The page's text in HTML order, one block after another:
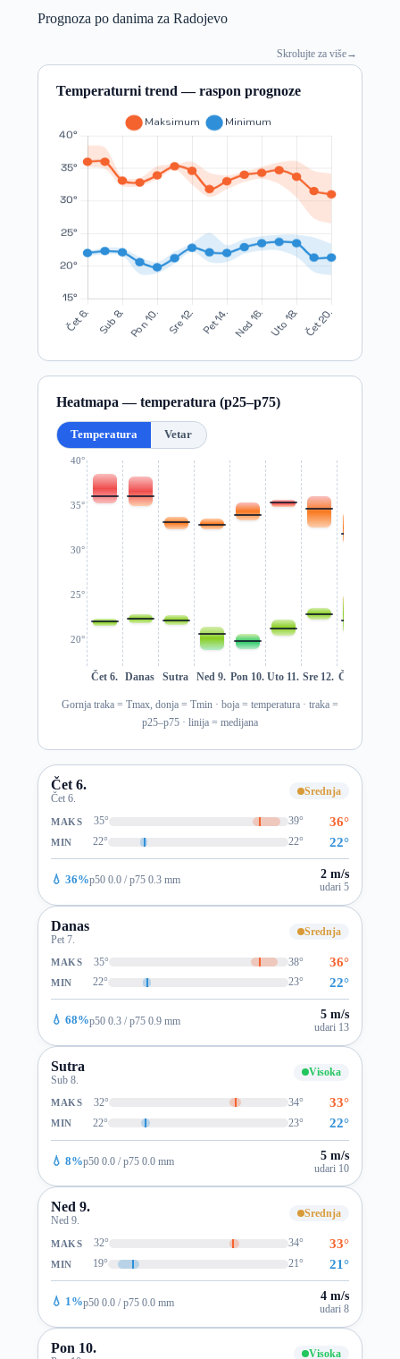
Prognoza po danima za Radojevo
Skrolujte za više→
Temperaturni trend — raspon prognoze
Heatmapa — temperatura (p25–p75)
Temperatura Vetar
20°
25°
30°
35°
40°
Čet 6. Danas Sutra Ned 9. Pon 10. Uto 11. Sre 12. Čet 13.
Gornja traka = Tmax, donja = Tmin · boja = temperatura · traka =
p25–p75 · linija = medijana
Čet 6.
Čet 6.
Srednja
MAKS 35° 39° 36°
MIN 22° 22° 22°
💧 36%p50 0.0 / p75 0.3 mm 2 m/s
udari 5
Danas
Pet 7.
Srednja
MAKS 35° 38° 36°
MIN 22° 23° 22°
💧 68%p50 0.3 / p75 0.9 mm 5 m/s
udari 13
Sutra
Sub 8.
Visoka
MAKS 32° 34° 33°
MIN 22° 23° 22°
💧 8%p50 0.0 / p75 0.0 mm 5 m/s
udari 10
Ned 9.
Ned 9.
Srednja
MAKS 32° 34° 33°
MIN 19° 21° 21°
💧 1%p50 0.0 / p75 0.0 mm 4 m/s
udari 8
Pon 10. Visoka